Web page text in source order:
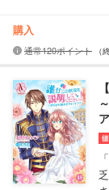
購入
通常120ポイント （